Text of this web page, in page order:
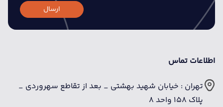
ارسال
اطلاعات تماس
تهران : خیابان شهید بهشتی _ بعد از تقاطع سهروردی _
پلاک 158 واحد 8